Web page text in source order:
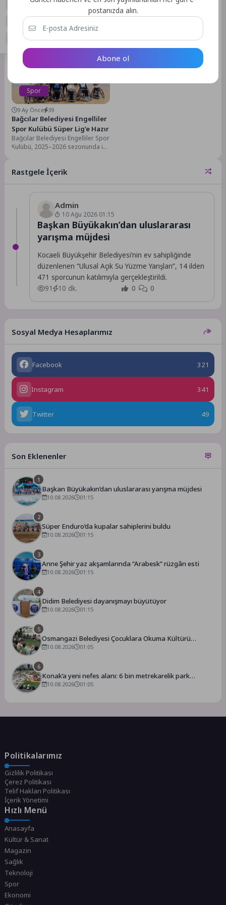
3 Hf. Önce 166
Maltepeli Kadınlara Ücretsiz
Yoga Desteği
Maltepe Belediyesi, kadınların
fiziksel ve ruhsal sağlığını
destekleyen çalışmalarına bir
yenisini daha ekledi. Yogarama
Akademi...
8 Ay Önce 48
Kadınlar şiddeti “blok”ladı
kapsamında, kadın haklarına
dikkat çekmek için voleybol...
Spor
9 Ay Önce 39
Bağcılar Belediyesi Engelliler
Spor Kulübü Süper Lig’e Hazır
Bağcılar Belediyesi Engelliler Spor
Kulübü, 2025–2026 sezonunda iki
Rastgele İçerik
Admin
10 Ağu 2026 01:15
Başkan Büyükakın’dan uluslararası
yarışma müjdesi
Kocaeli Büyükşehir Belediyesi’nin ev sahipliğinde
düzenlenen “Ulusal Açık Su Yüzme Yarışları”, 14 ilden
471 sporcunun katılımıyla gerçekleştirildi.
91
10 dk. 0 0
Sosyal Medya Hesaplarımız
Facebook 321
Instagram 341
Twitter 49
Son Eklenenler
1
Başkan Büyükakın’dan uluslararası yarışma müjdesi
10.08.2026 01:15
2
Süper Enduro’da kupalar sahiplerini buldu
10.08.2026 01:15
3
Anne Şehir yaz akşamlarında “Arabesk” rüzgârı esti
10.08.2026 01:15
4
Didim Belediyesi dayanışmayı büyütüyor
10.08.2026 01:15
5
Osmangazi Belediyesi Çocuklara Okuma Kültürü
Kazandırıyor
10.08.2026 01:05
6
Konak’a yeni nefes alanı: 6 bin metrekarelik park
hizmete açılıyor
10.08.2026 01:05
Politikalarımız
Gizlilik Politikası
Çerez Politikası
Telif Hakları Politikası
İçerik Yönetimi
Hızlı Menü
Anasayfa
Kültür & Sanat
Magazin
Sağlık
Teknoloji
Spor
Ekonomi
postanızda alın.
Abone ol